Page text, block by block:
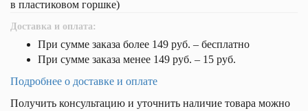
в пластиковом горшке)
Доставка и оплата:
При сумме заказа более 149 руб. – бесплатно
При сумме заказа менее 149 руб. – 15 руб.
Подробнее о доставке и оплате
Получить консультацию и уточнить наличие товара можно